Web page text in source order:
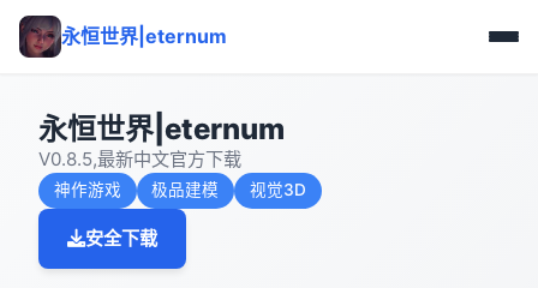
永恒世界|eternum
永恒世界|eternum
V0.8.5,最新中文官方下载
神作游戏 极品建模 视觉3D
安全下载